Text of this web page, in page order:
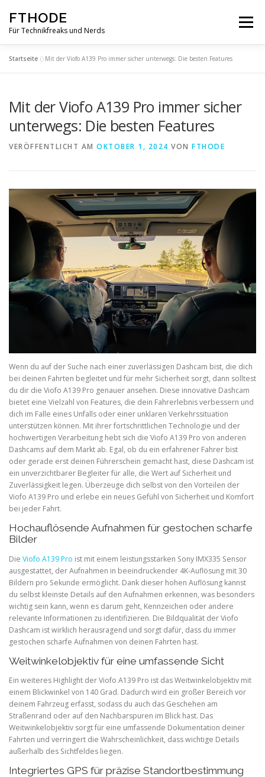
Inhalt
springen
FTHODE
Für Technikfreaks und Nerds
Menü
Startseite »Mit der Viofo A139 Pro immer sicher unterwegs: Die besten Features
Mit der Viofo A139 Pro immer sicher
unterwegs: Die besten Features
VERÖFFENTLICHT AM OKTOBER 1, 2024 VON FTHODE
Wenn du auf der Suche nach einer zuverlässigen Dashcam bist, die dich
bei deinen Fahrten begleitet und für mehr Sicherheit sorgt, dann solltest
du dir die Viofo A139 Pro genauer ansehen. Diese innovative Dashcam
bietet eine Vielzahl von Features, die dein Fahrerlebnis verbessern und
dich im Falle eines Unfalls oder einer unklaren Verkehrssituation
unterstützen können. Mit ihrer fortschrittlichen Technologie und der
hochwertigen Verarbeitung hebt sich die Viofo A139 Pro von anderen
Dashcams auf dem Markt ab. Egal, ob du ein erfahrener Fahrer bist
oder gerade erst deinen Führerschein gemacht hast, diese Dashcam ist
ein unverzichtbarer Begleiter für alle, die Wert auf Sicherheit und
Zuverlässigkeit legen. Überzeuge dich selbst von den Vorteilen der
Viofo A139 Pro und erlebe ein neues Gefühl von Sicherheit und Komfort
bei jeder Fahrt.
Hochauflösende Aufnahmen für gestochen scharfe
Bilder
Die Viofo A139 Pro ist mit einem leistungsstarken Sony IMX335 Sensor
ausgestattet, der Aufnahmen in beeindruckender 4K-Auflösung mit 30
Bildern pro Sekunde ermöglicht. Dank dieser hohen Auflösung kannst
du selbst kleinste Details auf den Aufnahmen erkennen, was besonders
wichtig sein kann, wenn es darum geht, Kennzeichen oder andere
relevante Informationen zu identifizieren. Die Bildqualität der Viofo
Dashcam ist wirklich herausragend und sorgt dafür, dass du immer
gestochen scharfe Aufnahmen von deinen Fahrten hast.
Weitwinkelobjektiv für eine umfassende Sicht
Ein weiteres Highlight der Viofo A139 Pro ist das Weitwinkelobjektiv mit
einem Blickwinkel von 140 Grad. Dadurch wird ein großer Bereich vor
deinem Fahrzeug erfasst, sodass du auch das Geschehen am
Straßenrand oder auf den Nachbarspuren im Blick hast. Das
Weitwinkelobjektiv sorgt für eine umfassende Dokumentation deiner
Fahrten und verringert die Wahrscheinlichkeit, dass wichtige Details
außerhalb des Sichtfeldes liegen.
Integriertes GPS für präzise Standortbestimmung